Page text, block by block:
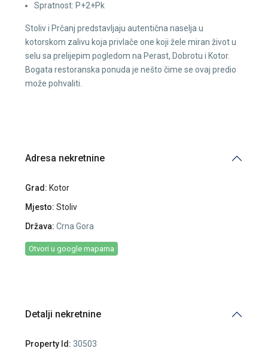
Spratnost: P+2+Pk
Stoliv i Prčanj predstavljaju autentična naselja u
kotorskom zalivu koja privlače one koji žele miran život u
selu sa prelijepim pogledom na Perast, Dobrotu i Kotor.
Bogata restoranska ponuda je nešto čime se ovaj predio
može pohvaliti.
Adresa nekretnine
Grad: Kotor
Mjesto: Stoliv
Država: Crna Gora
Otvori u google mapama
Detalji nekretnine
Property Id: 30503